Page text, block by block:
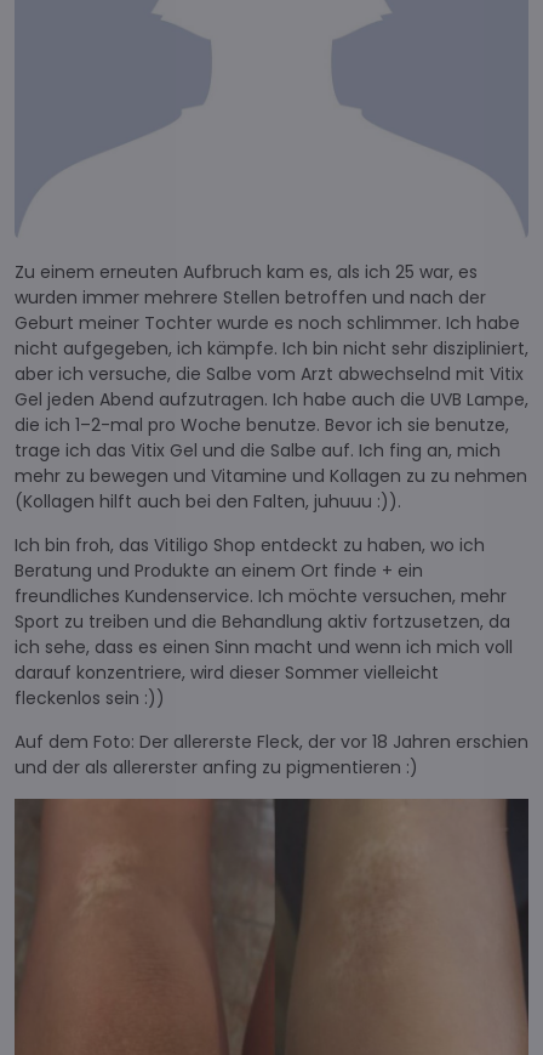
Zu einem erneuten Aufbruch kam es, als ich 25 war, es
wurden immer mehrere Stellen betroffen und nach der
Geburt meiner Tochter wurde es noch schlimmer. Ich habe
nicht aufgegeben, ich kämpfe. Ich bin nicht sehr diszipliniert,
aber ich versuche, die Salbe vom Arzt abwechselnd mit Vitix
Gel jeden Abend aufzutragen. Ich habe auch die UVB Lampe,
die ich 1–2-mal pro Woche benutze. Bevor ich sie benutze,
trage ich das Vitix Gel und die Salbe auf. Ich fing an, mich
mehr zu bewegen und Vitamine und Kollagen zu zu nehmen
(Kollagen hilft auch bei den Falten, juhuuu :)).
Ich bin froh, das Vitiligo Shop entdeckt zu haben, wo ich
Beratung und Produkte an einem Ort finde + ein
freundliches Kundenservice. Ich möchte versuchen, mehr
Sport zu treiben und die Behandlung aktiv fortzusetzen, da
ich sehe, dass es einen Sinn macht und wenn ich mich voll
darauf konzentriere, wird dieser Sommer vielleicht
fleckenlos sein :))
Auf dem Foto: Der allererste Fleck, der vor 18 Jahren erschien
und der als allererster anfing zu pigmentieren :)